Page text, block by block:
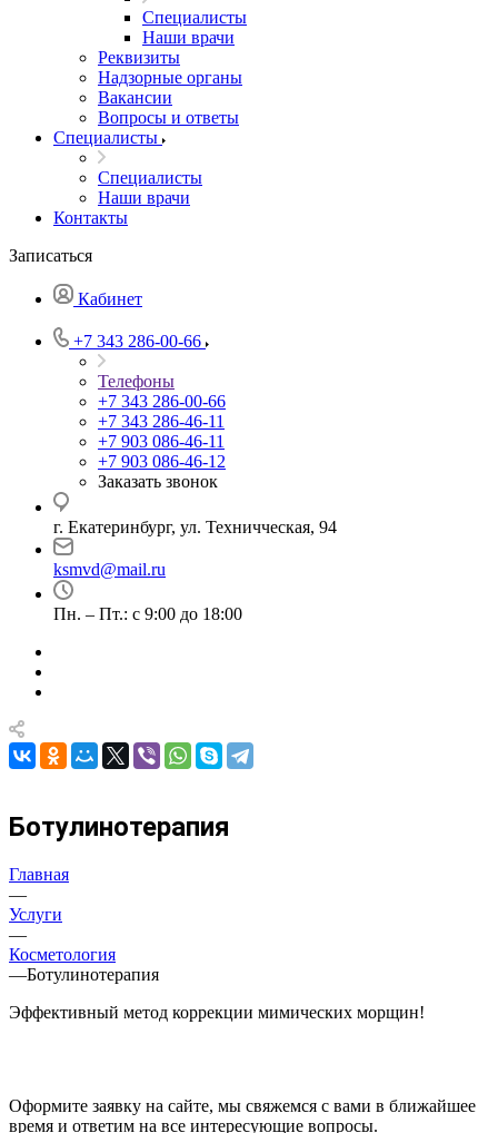
Специалисты
Наши врачи
Реквизиты
Надзорные органы
Вакансии
Вопросы и ответы
Специалисты
Специалисты
Наши врачи
Контакты
Записаться
Кабинет
+7 343 286-00-66
Телефоны
+7 343 286-00-66
+7 343 286-46-11
+7 903 086-46-11
+7 903 086-46-12
Заказать звонок
г. Екатеринбург, ул. Техничческая, 94
ksmvd@mail.ru
Пн. – Пт.: с 9:00 до 18:00
Ботулинотерапия
Главная
—
Услуги
—
Косметология
—Ботулинотерапия
Эффективный метод коррекции мимических морщин!
Оформите заявку на сайте, мы свяжемся с вами в ближайшее
время и ответим на все интересующие вопросы.